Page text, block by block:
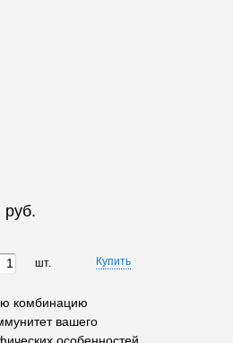
руб.
шт.
комбинацию
вашего